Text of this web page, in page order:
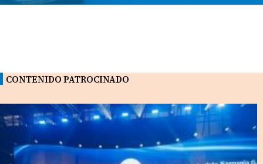
CONTENIDO PATROCINADO